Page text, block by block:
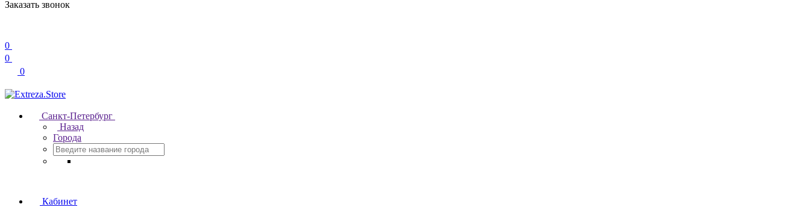
Заказать звонок
0
0
0
Санкт-Петербург
Назад
Города
Кабинет